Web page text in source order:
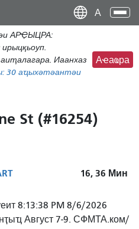
主
內
容
АРҾЫЦРА:
Иаанхаз
30 аҵыхәтәантәи
Аҽаҩра
St (#16254)
16, 36 Мин
8:13:38 PM 8/6/2026
Август 7-9. СФМТА.ком/